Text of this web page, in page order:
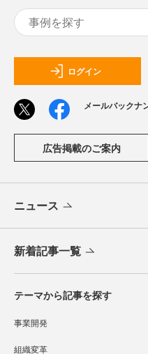
ログイン
メールバックナ
広告掲載のご案内
ニュース
新着記事一覧
テーマから記事を探す
事業開発
組織変革